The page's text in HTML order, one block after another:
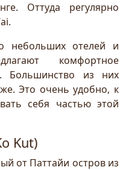
Оттуда регулярно
небольших отелей и
комфортное
Большинство из них
Это очень удобно, к
себя частью этой
Kut)
от Паттайи остров из